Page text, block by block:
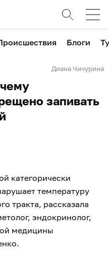
Блоги
Диана Чичурина
запивать
категорически
температуру
тракта, рассказала
эндокринолог,
медицины